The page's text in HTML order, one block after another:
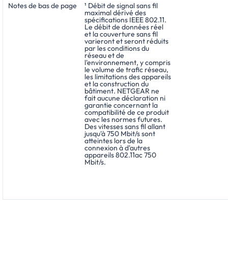
Notes de bas de page ¹ Débit de signal sans fil
maximal dérivé des
spécifications IEEE 802.11.
Le débit de données réel
et la couverture sans fil
varieront et seront réduits
par les conditions du
réseau et de
l'environnement, y compris
le volume de trafic réseau,
les limitations des appareils
et la construction du
bâtiment. NETGEAR ne
fait aucune déclaration ni
garantie concernant la
compatibilité de ce produit
avec les normes futures.
Des vitesses sans fil allant
jusqu'à 750 Mbit/s sont
atteintes lors de la
connexion à d'autres
appareils 802.11ac 750
Mbit/s.